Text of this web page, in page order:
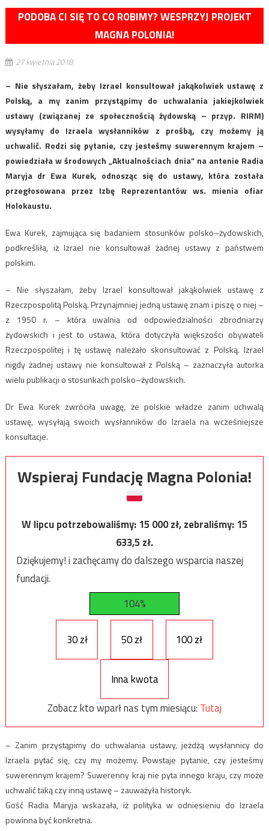
PODOBA CI SIĘ TO CO ROBIMY? WESPRZYJ PROJEKT
MAGNA POLONIA!
27 kwietnia 2018
– Nie słyszałam, żeby Izrael konsultował jakąkolwiek ustawę z
Polską, a my zanim przystąpimy do uchwalania jakiejkolwiek
ustawy (związanej ze społecznością żydowską – przyp. RIRM)
wysyłamy do Izraela wysłanników z prośbą, czy możemy ją
uchwalić. Rodzi się pytanie, czy jesteśmy suwerennym krajem –
powiedziała w środowych „Aktualnościach dnia” na antenie Radia
Maryja dr Ewa Kurek, odnosząc się do ustawy, która została
przegłosowana przez Izbę Reprezentantów ws. mienia ofiar
Holokaustu.
Ewa Kurek, zajmująca się badaniem stosunków polsko–żydowskich,
podkreśliła, iż Izrael nie konsultował żadnej ustawy z państwem
polskim.
– Nie słyszałam, żeby Izrael konsultował jakąkolwiek ustawę z
Rzeczpospolitą Polską. Przynajmniej jedną ustawę znam i piszę o niej –
z 1950 r. – która uwalnia od odpowiedzialności zbrodniarzy
żydowskich i jest to ustawa, która dotyczyła większości obywateli
Rzeczpospolitej i tę ustawę należało skonsultować z Polską. Izrael
nigdy żadnej ustawy nie konsultował z Polską – zaznaczyła autorka
wielu publikacji o stosunkach polsko–żydowskich.
Dr Ewa Kurek zwróciła uwagę, że polskie władze zanim uchwalą
ustawę, wysyłają swoich wysłanników do Izraela na wcześniejsze
konsultacje.
Wspieraj Fundację Magna Polonia!
W lipcu potrzebowaliśmy:15 000zł, zebraliśmy:15
633,5zł.
Dziękujemy! i zachęcamy do dalszego wsparcia naszej
fundacji.
104%
30 zł 50 zł 100 zł
Inna kwota
Zobacz kto wparł nas tym miesiącu: Tutaj
– Zanim przystąpimy do uchwalania ustawy, jeżdżą wysłannicy do
Izraela pytać się, czy my możemy. Powstaje pytanie, czy jesteśmy
suwerennym krajem? Suwerenny kraj nie pyta innego kraju, czy może
uchwalić taką czy inną ustawę – zauważyła historyk.
Gość Radia Maryja wskazała, iż polityka w odniesieniu do Izraela
powinna być konkretna.